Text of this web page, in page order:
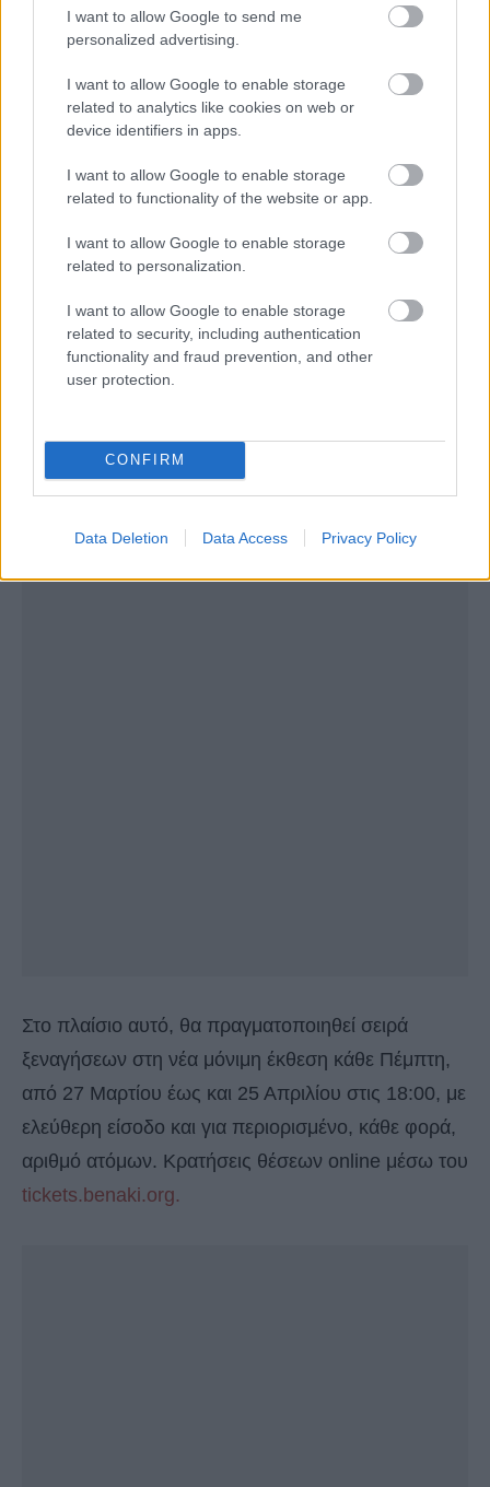
I want to allow Google to send me
personalized advertising.
I want to allow Google to enable storage
related to analytics like cookies on web or
device identifiers in apps.
I want to allow Google to enable storage
related to functionality of the website or app.
I want to allow Google to enable storage
related to personalization.
I want to allow Google to enable storage
related to security, including authentication
functionality and fraud prevention, and other
user protection.
CONFIRM
Data Deletion Data Access Privacy Policy
Ελλάδας», μια παραγωγή του Μουσείου Μπενάκη
και της Marketing Greece, το οποίο αναφέρεται
στην επετειακή έκθεση για τα 200 χρόνια από την
Επανάσταση του 1821 που διοργάνωσε το
της Ελλάδος, της Εθνικής Τράπεζας και της Alpha
Στο πλαίσιο αυτό, θα πραγματοποιηθεί σειρά
ξεναγήσεων στη νέα μόνιμη έκθεση κάθε Πέμπτη,
από 27 Μαρτίου έως και 25 Απριλίου στις 18:00, με
ελεύθερη είσοδο και για περιορισμένο, κάθε φορά,
αριθμό ατόμων. Κρατήσεις θέσεων online μέσω του
tickets.benaki.org.